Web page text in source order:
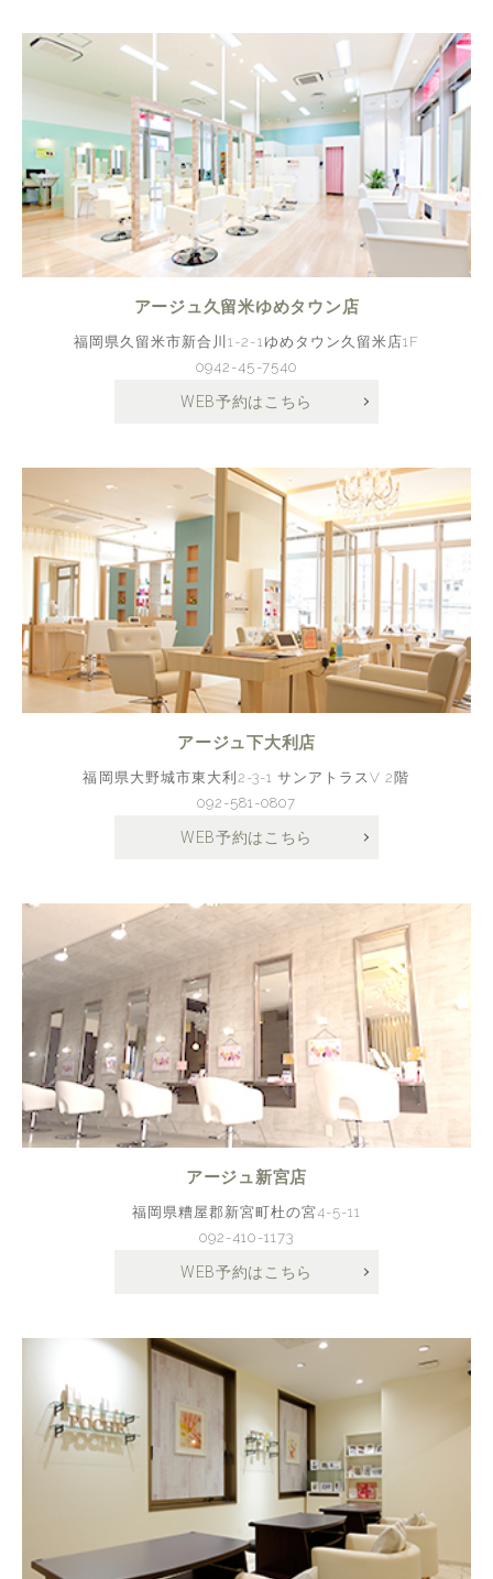
アージュ久留米ゆめタウン店
福岡県久留米市新合川1-2-1ゆめタウン久留米店1F
0942-45-7540
WEB予約はこちら
アージュ下大利店
福岡県大野城市東大利2-3-1 サンアトラスV 2階
092-581-0807
WEB予約はこちら
アージュ新宮店
福岡県糟屋郡新宮町杜の宮4-5-11
092-410-1173
WEB予約はこちら